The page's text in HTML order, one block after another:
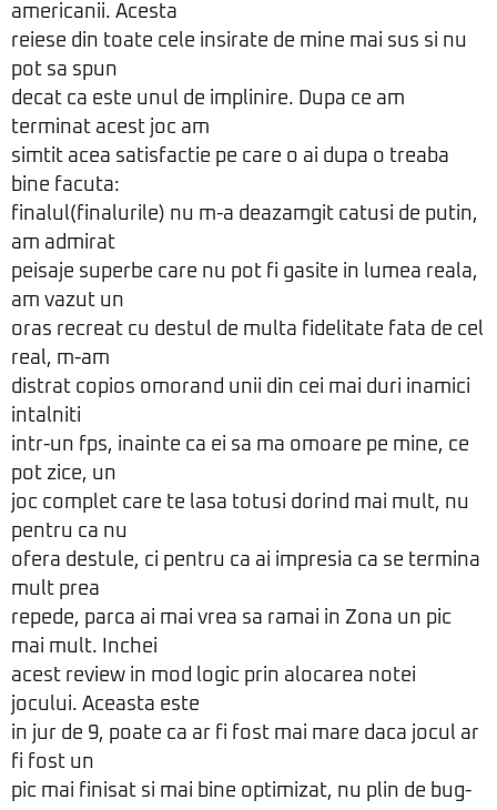
americanii. Acesta
reiese din toate cele insirate de mine mai sus si nu
pot sa spun
decat ca este unul de implinire. Dupa ce am
terminat acest joc am
simtit acea satisfactie pe care o ai dupa o treaba
bine facuta:
finalul(finalurile) nu m-a deazamgit catusi de putin,
am admirat
peisaje superbe care nu pot fi gasite in lumea reala,
am vazut un
oras recreat cu destul de multa fidelitate fata de cel
real, m-am
distrat copios omorand unii din cei mai duri inamici
intalniti
intr-un fps, inainte ca ei sa ma omoare pe mine, ce
pot zice, un
joc complet care te lasa totusi dorind mai mult, nu
pentru ca nu
ofera destule, ci pentru ca ai impresia ca se termina
mult prea
repede, parca ai mai vrea sa ramai in Zona un pic
mai mult. Inchei
acest review in mod logic prin alocarea notei
jocului. Aceasta este
in jur de 9, poate ca ar fi fost mai mare daca jocul ar
fi fost un
pic mai finisat si mai bine optimizat, nu plin de bug-